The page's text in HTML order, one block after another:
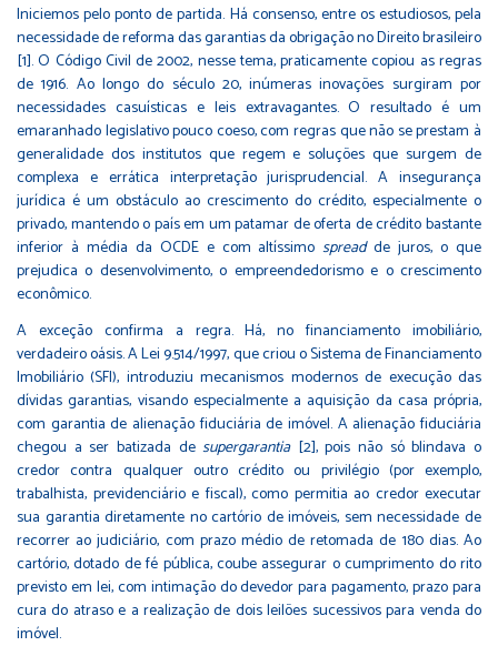
Iniciemos pelo ponto de partida. Há consenso, entre os estudiosos, pela
necessidade de reforma das garantias da obrigação no Direito brasileiro
[1]. O Código Civil de 2002, nesse tema, praticamente copiou as regras
de 1916. Ao longo do século 20, inúmeras inovações surgiram por
necessidades casuísticas e leis extravagantes. O resultado é um
emaranhado legislativo pouco coeso, com regras que não se prestam à
generalidade dos institutos que regem e soluções que surgem de
complexa e errática interpretação jurisprudencial. A insegurança
jurídica é um obstáculo ao crescimento do crédito, especialmente o
privado, mantendo o país em um patamar de oferta de crédito bastante
inferior à média da OCDE e com altíssimospreadde juros, o que
prejudica o desenvolvimento, o empreendedorismo e o crescimento
econômico.
A exceção confirma a regra. Há, no financiamento imobiliário,
verdadeiro oásis. A Lei 9.514/1997, que criou o Sistema de Financiamento
Imobiliário (SFI), introduziu mecanismos modernos de execução das
dívidas garantias, visando especialmente a aquisição da casa própria,
com garantia de alienação fiduciária de imóvel. A alienação fiduciária
chegou a ser batizada desupergarantia [2], pois não só blindava o
credor contra qualquer outro crédito ou privilégio (por exemplo,
trabalhista, previdenciário e fiscal), como permitia ao credor executar
sua garantia diretamente no cartório de imóveis, sem necessidade de
recorrer ao judiciário, com prazo médio de retomada de 180 dias. Ao
cartório, dotado de fé pública, coube assegurar o cumprimento do rito
previsto em lei, com intimação do devedor para pagamento, prazo para
cura do atraso e a realização de dois leilões sucessivos para venda do
imóvel.